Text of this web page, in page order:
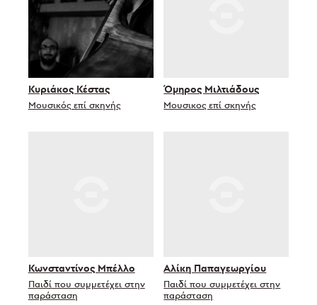
Κυριάκος Κέστας
Μουσικός επί σκηνής
Όμηρος Μιλτιάδους
Μουσικος επί σκηνής
Κωνσταντίνος Μπέλλο
Παιδί που συμμετέχει στην
παράσταση
Αλίκη Παπαγεωργίου
Παιδί που συμμετέχει στην
παράσταση